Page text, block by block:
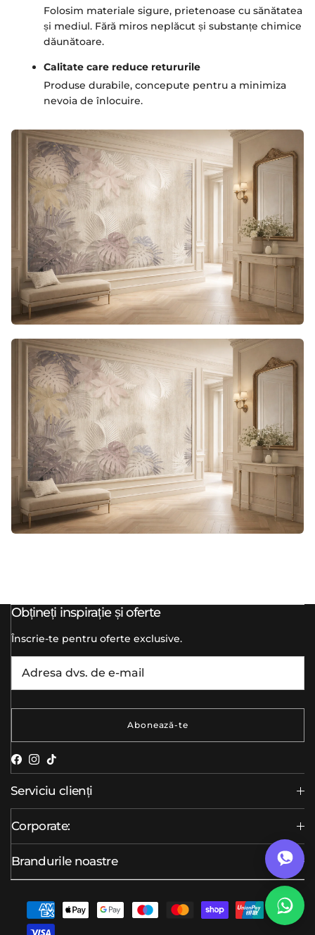
Folosim materiale sigure, prietenoase cu sănătatea
și mediul. Fără miros neplăcut și substanțe chimice
dăunătoare.
Calitate care reduce retururile
Produse durabile, concepute pentru a minimiza
nevoia de înlocuire.
Serviciu clienți
Corporate:
Brandurile noastre
Obțineți inspirație și oferte
Înscrie-te pentru oferte exclusive.
Abonează-te
Facebook
Instagram
TikTok